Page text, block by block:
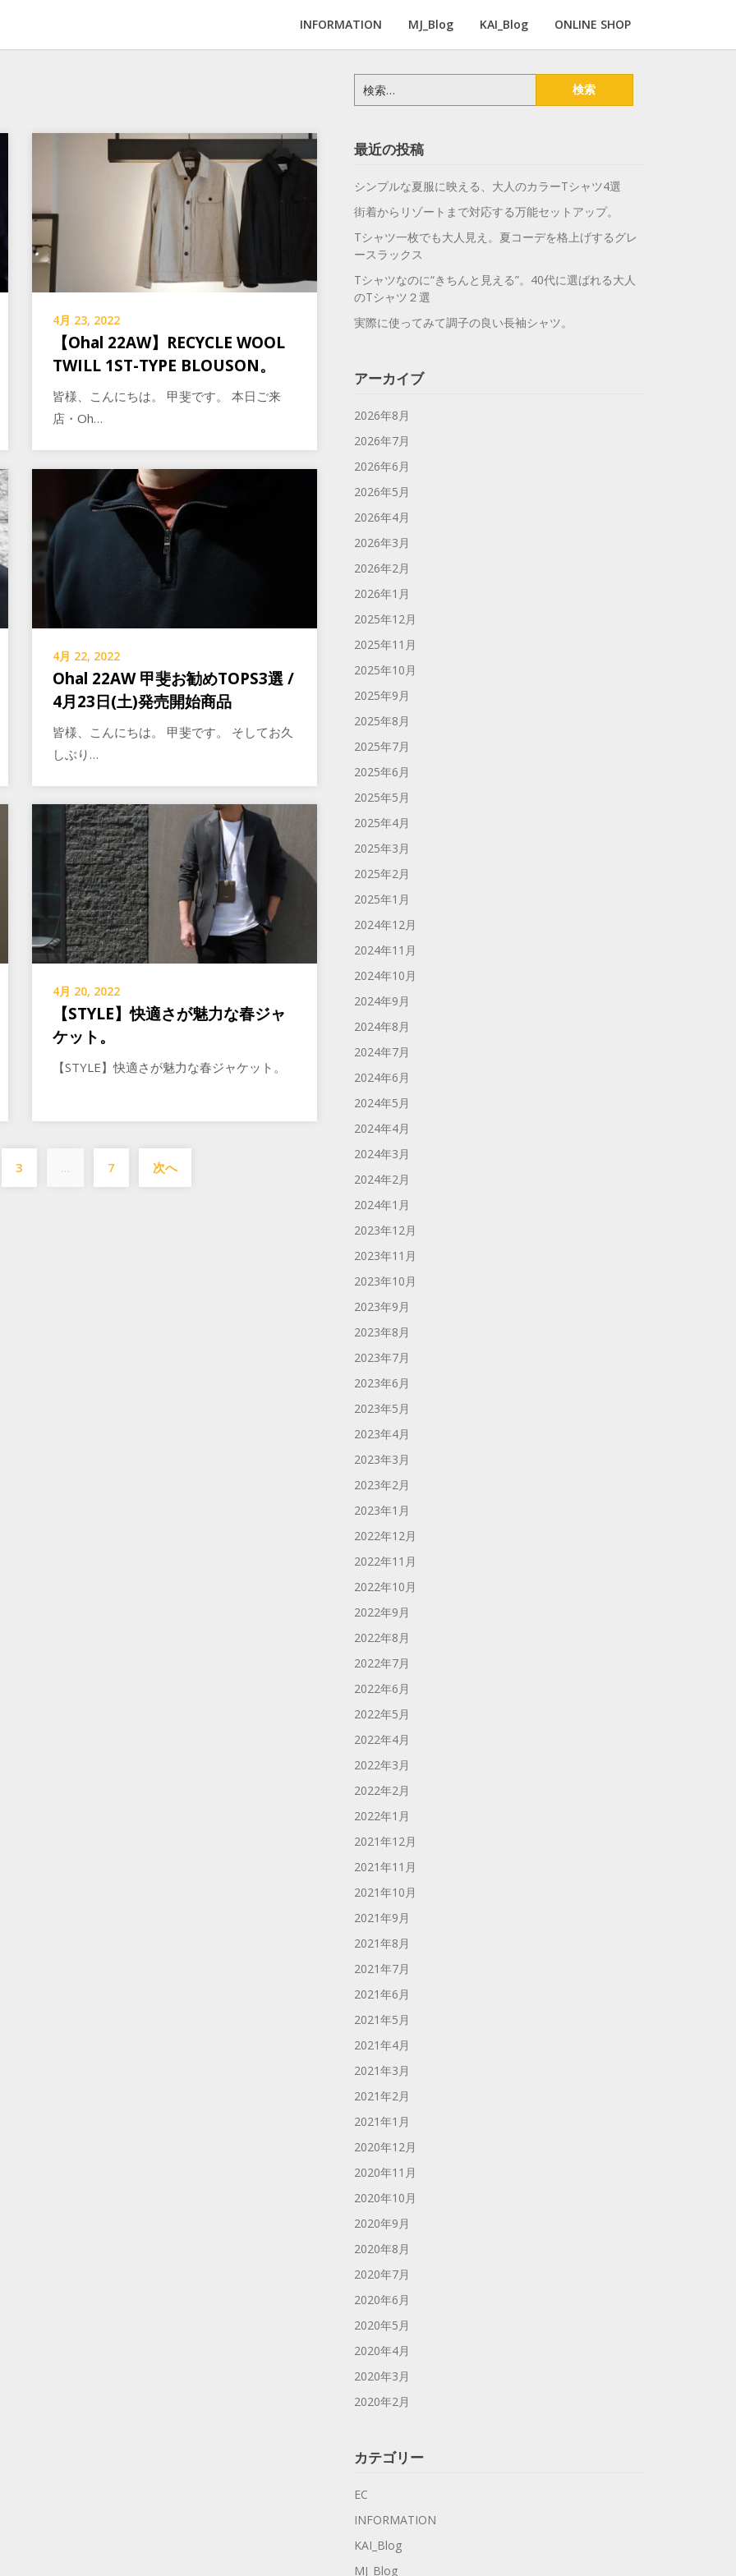
INFORMATION MJ_Blog KAI_Blog ONLINE SHOP
4月 23, 2022
【Ohal 22AW】RECYCLE WOOL
TWILL 1ST-TYPE BLOUSON。
皆様、こんにちは。 甲斐です。 本日ご来
店・Oh…
4月 22, 2022
Ohal 22AW 甲斐お勧めTOPS3選 /
4月23日(土)発売開始商品
皆様、こんにちは。 甲斐です。 そしてお久
しぶり…
4月 20, 2022
【STYLE】快適さが魅力な春ジャ
ケット。
【STYLE】快適さが魅力な春ジャケット。
投
稿
3 … 7 次へ
索:
最近の投稿
シンプルな夏服に映える、大人のカラーTシャツ4選
街着からリゾートまで対応する万能セットアップ。
Tシャツ一枚でも大人見え。夏コーデを格上げするグレ
ースラックス
Tシャツなのに“きちんと見える”。40代に選ばれる大人
のTシャツ２選
実際に使ってみて調子の良い長袖シャツ。
アーカイブ
2026年8月
2026年7月
2026年6月
2026年5月
2026年4月
2026年3月
2026年2月
2026年1月
2025年12月
2025年11月
2025年10月
2025年9月
2025年8月
2025年7月
2025年6月
2025年5月
2025年4月
2025年3月
2025年2月
2025年1月
2024年12月
2024年11月
2024年10月
2024年9月
2024年8月
2024年7月
2024年6月
2024年5月
2024年4月
2024年3月
2024年2月
2024年1月
2023年12月
2023年11月
2023年10月
2023年9月
2023年8月
2023年7月
2023年6月
2023年5月
2023年4月
2023年3月
2023年2月
2023年1月
2022年12月
2022年11月
2022年10月
2022年9月
2022年8月
2022年7月
2022年6月
2022年5月
2022年4月
2022年3月
2022年2月
2022年1月
2021年12月
2021年11月
2021年10月
2021年9月
2021年8月
2021年7月
2021年6月
2021年5月
2021年4月
2021年3月
2021年2月
2021年1月
2020年12月
2020年11月
2020年10月
2020年9月
2020年8月
2020年7月
2020年6月
2020年5月
2020年4月
2020年3月
2020年2月
カテゴリー
EC
INFORMATION
KAI_Blog
MJ_Blog